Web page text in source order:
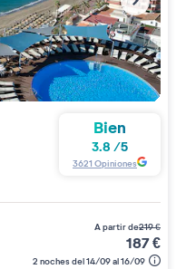
Bien
3.8 /5
3621 Opiniones
a partir de219€
187€
2 noches del 14/09 al 16/09